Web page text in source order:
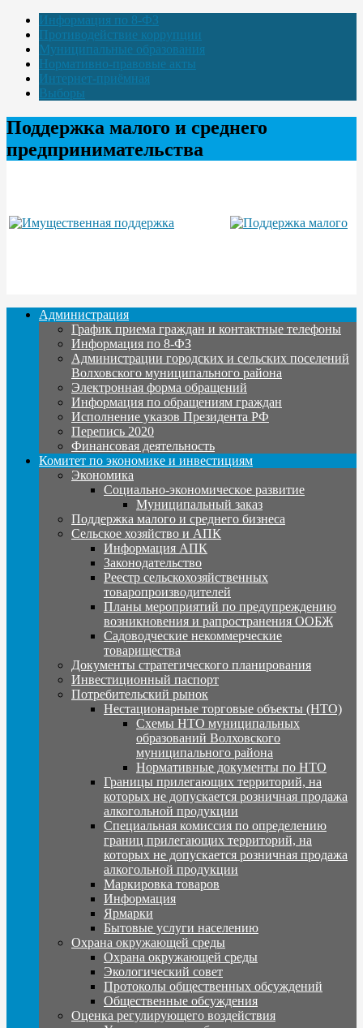
Информация по 8-ФЗ
Противодействие коррупции
Муниципальные образования
Нормативно-правовые акты
Интернет-приёмная
Выборы
Поддержка малого и среднего
предпринимательства
Администрация
График приема граждан и контактные телефоны
Информация по 8-ФЗ
Администрации городских и сельских поселений
Волховского муниципального района
Электронная форма обращений
Информация по обращениям граждан
Исполнение указов Президента РФ
Перепись 2020
Финансовая деятельность
Комитет по экономике и инвестициям
Экономика
Социально-экономическое развитие
Муниципальный заказ
Поддержка малого и среднего бизнеса
Сельское хозяйство и АПК
Информация АПК
Законодательство
Реестр сельскохозяйственных
товаропроизводителей
Планы мероприятий по предупреждению
возникновения и рапространения ООБЖ
Садоводческие некоммерческие
товарищества
Документы стратегического планирования
Инвестиционный паспорт
Потребительский рынок
Нестационарные торговые объекты (НТО)
Схемы НТО муниципальных
образований Волховского
муниципального района
Нормативные документы по НТО
Границы прилегающих территорий, на
которых не допускается розничная продажа
алкогольной продукции
Специальная комиссия по определению
границ прилегающих территорий, на
которых не допускается розничная продажа
алкогольной продукции
Маркировка товаров
Информация
Ярмарки
Бытовые услуги населению
Охрана окружающей среды
Охрана окружающей среды
Экологический совет
Протоколы общественных обсуждений
Общественные обсуждения
Оценка регулирующего воздействия